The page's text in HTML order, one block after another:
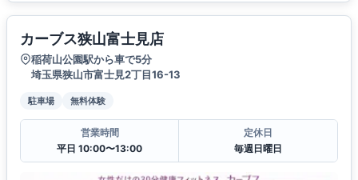
カーブス狭山富士見店
稲荷山公園駅から車で5分
埼玉県狭山市富士見2丁目16-13
駐車場 無料体験
営業時間
平日 10:00〜13:00
定休日
毎週日曜日